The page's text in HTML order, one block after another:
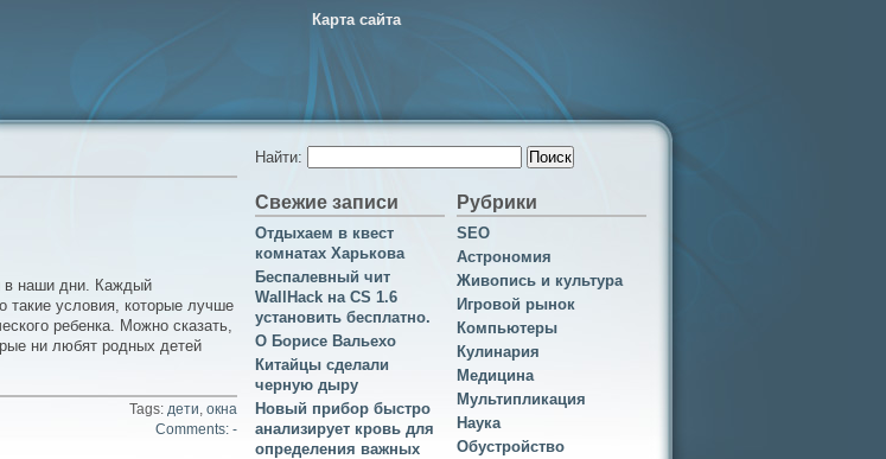
Карта сайта
в наши дни. Каждый
такие условия, которые лучше
ребенка. Можно сказать,
ни любят родных детей
Tags: дети, окна
Comments: -
Найти:
Свежие записи
Отдыхаем в квест
комнатах Харькова
Беспалевный чит
WallHack на CS 1.6
установить бесплатно.
О Борисе Вальехо
Китайцы сделали
черную дыру
Новый прибор быстро
анализирует кровь для
определения важных
Рубрики
SEO
Астрономия
Живопись и культура
Игровой рынок
Компьютеры
Кулинария
Медицина
Мультипликация
Наука
Обустройство